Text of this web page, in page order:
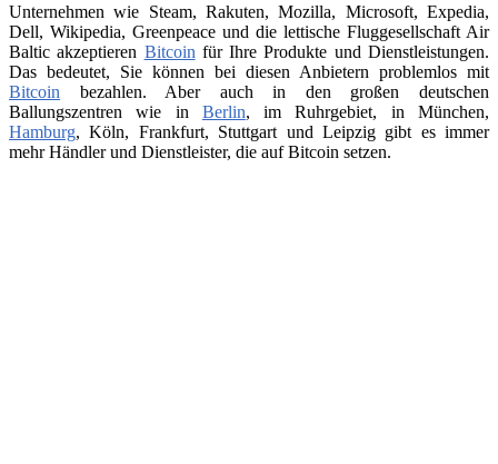
Unternehmen wie Steam, Rakuten, Mozilla, Microsoft, Expedia,
Dell, Wikipedia, Greenpeace und die lettische Fluggesellschaft Air
Baltic akzeptieren Bitcoin für Ihre Produkte und Dienstleistungen.
Das bedeutet, Sie können bei diesen Anbietern problemlos mit
Bitcoin bezahlen. Aber auch in den großen deutschen
Ballungszentren wie in Berlin, im Ruhrgebiet, in München,
Hamburg, Köln, Frankfurt, Stuttgart und Leipzig gibt es immer
mehr Händler und Dienstleister, die auf Bitcoin setzen.